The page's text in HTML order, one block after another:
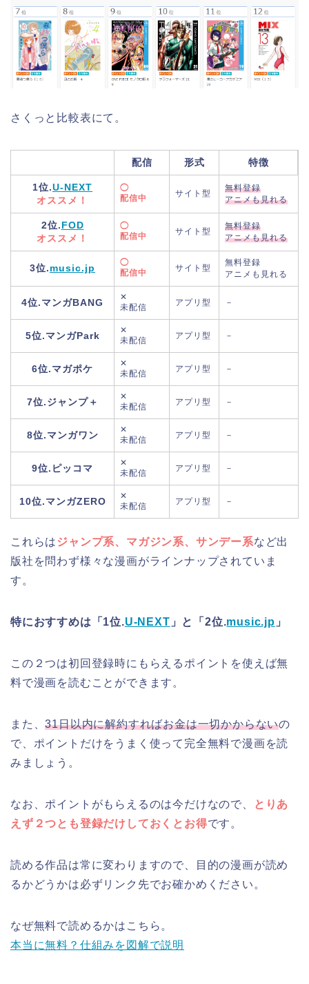
さくっと比較表にて。
配信 形式 特徴
1位.U-NEXT
オススメ！
◯
配信中
サイト型
無料登録
アニメも見れる
2位.FOD
オススメ！
◯
配信中
サイト型
無料登録
アニメも見れる
3位.music.jp
◯
配信中
サイト型
無料登録
アニメも見れる
4位.マンガBANG
✕
未配信
アプリ型 －
5位.マンガPark
✕
未配信
アプリ型 －
6位.マガポケ
✕
未配信
アプリ型 －
7位.ジャンプ＋
✕
未配信
アプリ型 －
8位.マンガワン
✕
未配信
アプリ型 －
9位.ピッコマ
✕
未配信
アプリ型 －
10位.マンガZERO
✕
未配信
アプリ型 －
これらは ジャンプ系、マガジン系、サンデー系など出
版社を問わず様々な漫画がラインナップされていま
す。
特におすすめは「1位.U-NEXT 」と「2位.music.jp 」
この２つは初回登録時にもらえるポイントを使えば無
料で漫画を読むことができます。
また、31日以内に解約すればお金は一切かからないの
で、ポイントだけをうまく使って完全無料で漫画を読
みましょう。
なお、ポイントがもらえるのは今だけなので、
とりあ
えず２つとも登録だけしておくとお得です。
読める作品は常に変わりますので、目的の漫画が読め
るかどうかは必ずリンク先でお確かめください。
なぜ無料で読めるかはこちら。
本当に無料？仕組みを図解で説明